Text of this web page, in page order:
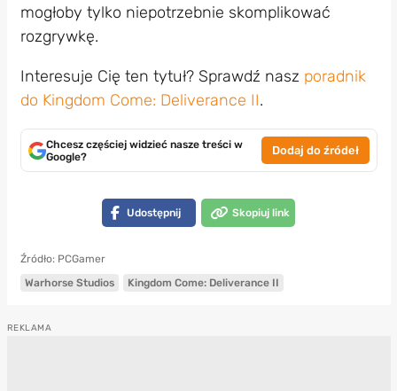
mogłoby tylko niepotrzebnie skomplikować
rozgrywkę.
Interesuje Cię ten tytuł? Sprawdź nasz poradnik
do Kingdom Come: Deliverance II.
Chcesz częściej widzieć nasze treści w
Google?
Dodaj do źródeł
Udostępnij Skopiuj link
Źródło: PCGamer
Warhorse Studios
Kingdom Come: Deliverance II